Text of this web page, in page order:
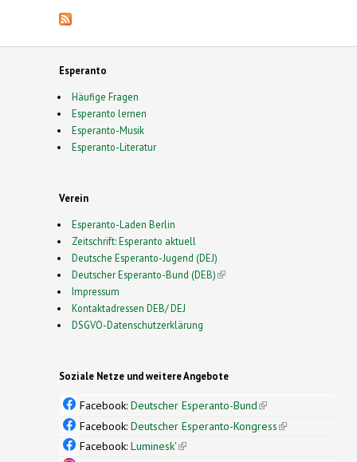
Esperanto
Häufige Fragen
Esperanto lernen
Esperanto-Musik
Esperanto-Literatur
Verein
Esperanto-Laden Berlin
Zeitschrift: Esperanto aktuell
Deutsche Esperanto-Jugend (DEJ)
Deutscher Esperanto-Bund (DEB)(link is external)
Impressum
Kontaktadressen DEB/ DEJ
DSGVO-Datenschutzerklärung
Soziale Netze und weitere Angebote
Facebook: Deutscher Esperanto-Bund(link is
external)
Facebook: Deutscher Esperanto-Kongress(link is
Facebook: Luminesk'(link is external)